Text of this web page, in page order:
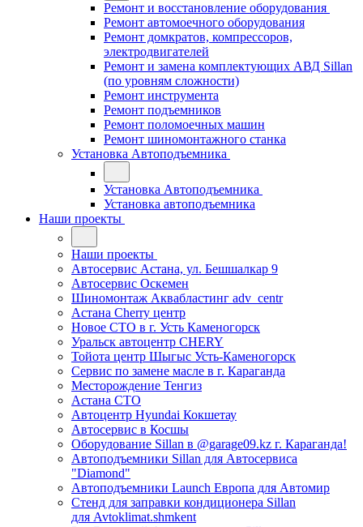
Ремонт и восстановление оборудования
Ремонт автомоечного оборудования
Ремонт домкратов, компрессоров,
электродвигателей
Ремонт и замена комплектующих АВД Sillan
(по уровням сложности)
Ремонт инструмента
Ремонт подъемников
Ремонт поломоечных машин
Ремонт шиномонтажного станка
Установка Автоподъемника
Установка Автоподъемника
Установка автоподъемника
Наши проекты
Наши проекты
Автосервис Астана, ул. Бешшалкар 9
Автосервис Оскемен
Шиномонтаж Аквабластинг adv_centr
Астана Cherry центр
Новое СТО в г. Усть Каменогорск
Уральск автоцентр CHERY
Тойота центр Шыгыс Усть-Каменогорск
Сервис по замене масле в г. Караганда
Месторождение Тенгиз
Астана СТО
Автоцентр Hyundai Кокшетау
Автосервис в Косшы
Оборудование Sillan в @garage09.kz г. Караганда!
Автоподъемники Sillan для Автосервиса
"Diamond"
Автоподъемники Launch Европа для Автомир
Стенд для заправки кондиционера Sillan
для Avtoklimat.shmkent